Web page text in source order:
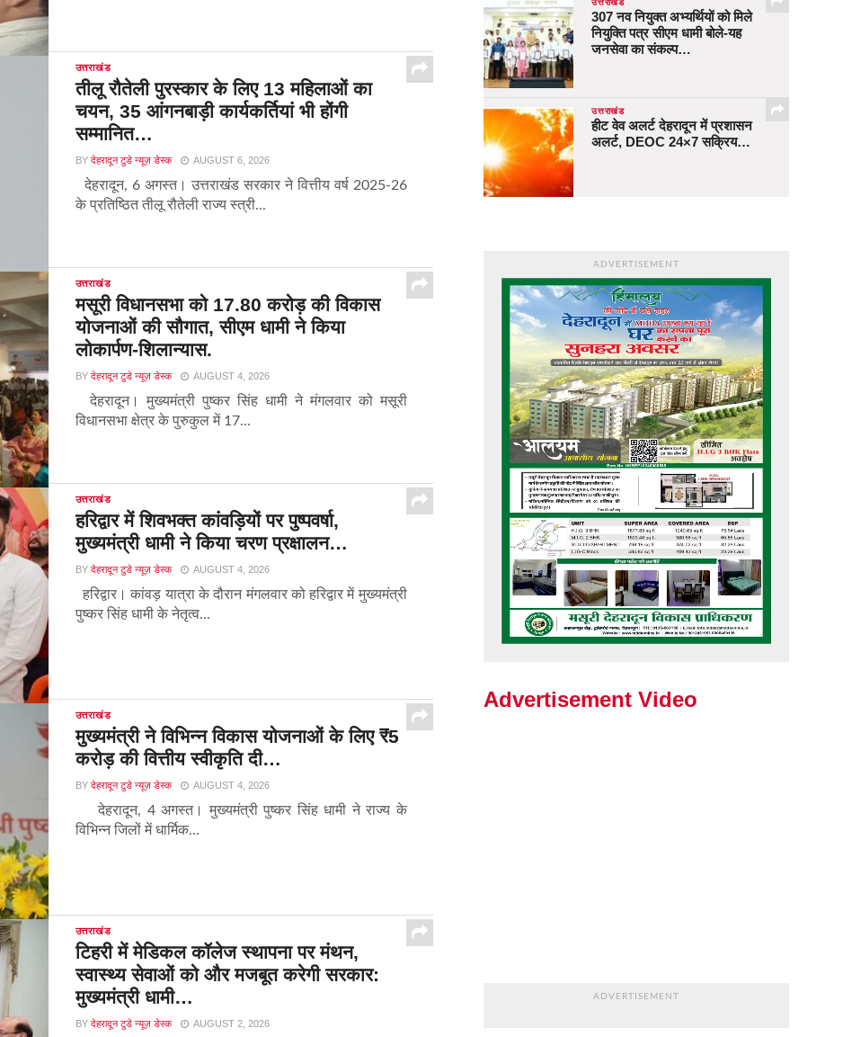
उत्तराखंड
तीलू रौतेली पुरस्कार के लिए 13 महिलाओं का
चयन, 35 आंगनबाड़ी कार्यकर्तियां भी होंगी
सम्मानित…
BY देहरादून टुडे न्यूज़ डेस्क AUGUST 6, 2026
देहरादून, 6 अगस्त। उत्तराखंड सरकार ने वित्तीय वर्ष 2025-26
के प्रतिष्ठित तीलू रौतेली राज्य स्त्री...
उत्तराखंड
मसूरी विधानसभा को 17.80 करोड़ की विकास
योजनाओं की सौगात, सीएम धामी ने किया
लोकार्पण-शिलान्यास.
BY देहरादून टुडे न्यूज़ डेस्क AUGUST 4, 2026
देहरादून। मुख्यमंत्री पुष्कर सिंह धामी ने मंगलवार को मसूरी
विधानसभा क्षेत्र के पुरुकुल में 17...
उत्तराखंड
हरिद्वार में शिवभक्त कांवड़ियों पर पुष्पवर्षा,
मुख्यमंत्री धामी ने किया चरण प्रक्षालन…
BY देहरादून टुडे न्यूज़ डेस्क AUGUST 4, 2026
हरिद्वार। कांवड़ यात्रा के दौरान मंगलवार को हरिद्वार में मुख्यमंत्री
पुष्कर सिंह धामी के नेतृत्व...
उत्तराखंड
मुख्यमंत्री ने विभिन्न विकास योजनाओं के लिए ₹5
करोड़ की वित्तीय स्वीकृति दी…
BY देहरादून टुडे न्यूज़ डेस्क AUGUST 4, 2026
देहरादून, 4 अगस्त। मुख्यमंत्री पुष्कर सिंह धामी ने राज्य के
विभिन्न जिलों में धार्मिक...
उत्तराखंड
टिहरी में मेडिकल कॉलेज स्थापना पर मंथन,
स्वास्थ्य सेवाओं को और मजबूत करेगी सरकार:
मुख्यमंत्री धामी…
BY देहरादून टुडे न्यूज़ डेस्क AUGUST 2, 2026
उत्तराखंड
307 नव नियुक्त अभ्यर्थियों को मिले
नियुक्ति पत्र सीएम धामी बोले-यह
जनसेवा का संकल्प…
उत्तराखंड
हीट वेव अलर्ट देहरादून में प्रशासन
अलर्ट, DEOC 24×7 सक्रिय…
ADVERTISEMENT
Advertisement Video
ADVERTISEMENT